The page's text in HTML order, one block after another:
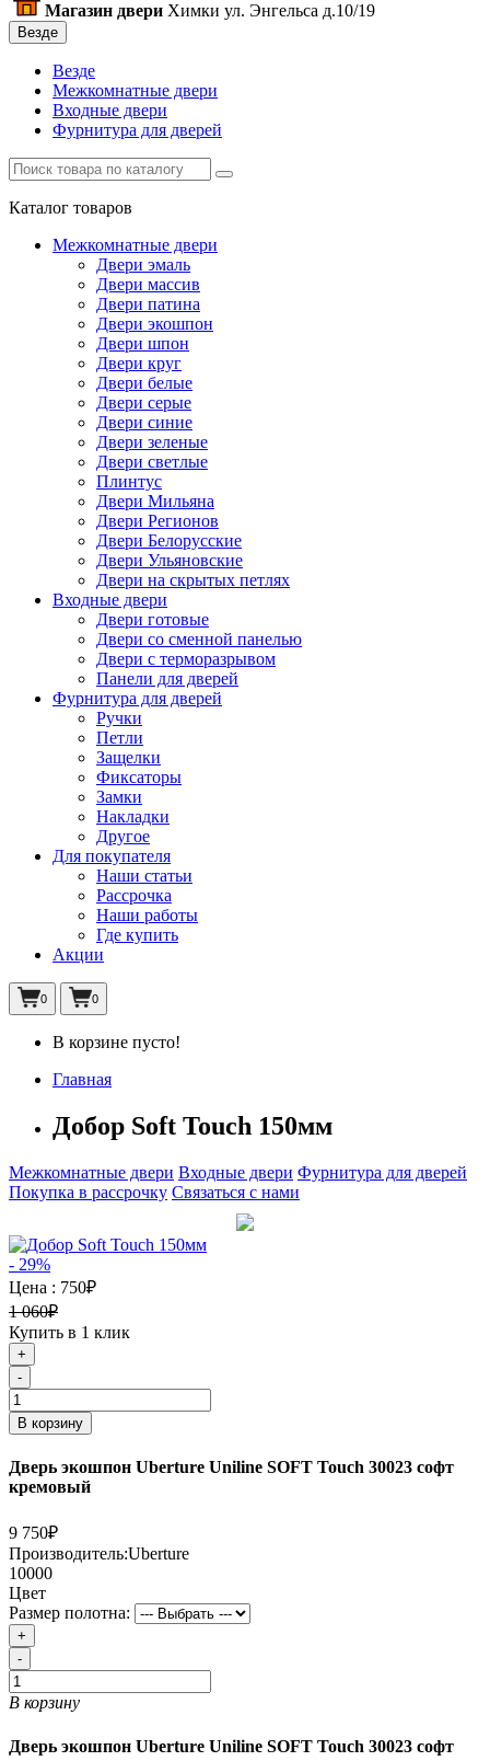
Магазин двери Химки ул. Энгельса д.10/19
Везде
Везде
Межкомнатные двери
Входные двери
Фурнитура для дверей
Каталог товаров
Межкомнатные двери
Двери эмаль
Двери массив
Двери патина
Двери экошпон
Двери шпон
Двери круг
Двери белые
Двери серые
Двери синие
Двери зеленые
Двери светлые
Плинтус
Двери Мильяна
Двери Регионов
Двери Белорусские
Двери Ульяновские
Двери на скрытых петлях
Входные двери
Двери готовые
Двери со сменной панелью
Двери с терморазрывом
Панели для дверей
Фурнитура для дверей
Ручки
Петли
Защелки
Фиксаторы
Замки
Накладки
Другое
Для покупателя
Наши статьи
Рассрочка
Наши работы
Где купить
Акции
0 0
В корзине пусто!
Главная
Добор Soft Touch 150мм
Межкомнатные двери Входные двери Фурнитура для дверей
Покупка в рассрочку Связаться с нами
- 29%
Цена : 750₽
1 060₽
Купить в 1 клик
+
-
В корзину
Дверь экошпон Uberture Uniline SOFT Touch 30023 софт
кремовый
9 750₽
Производитель:Uberture
10000
Цвет
Размер полотна:
+
-
В корзину
Дверь экошпон Uberture Uniline SOFT Touch 30023 софт